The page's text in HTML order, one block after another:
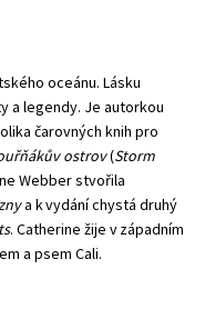
oceánu. Lásku
a legendy. Je autorkou
čarovných knih pro
ostrov(Storm
Webber stvořila
a k vydání chystá druhý
. Catherine žije v západním
a psem Cali.